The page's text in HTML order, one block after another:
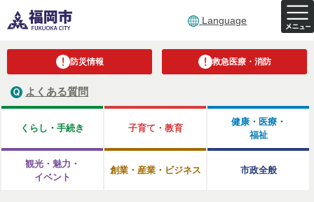
Language
防災情報 救急医療・消防
よくある質問
くらし・手続き 子育て・教育
健康・医療・
福祉
観光・魅力・
イベント
創業・産業・ビジネス 市政全般